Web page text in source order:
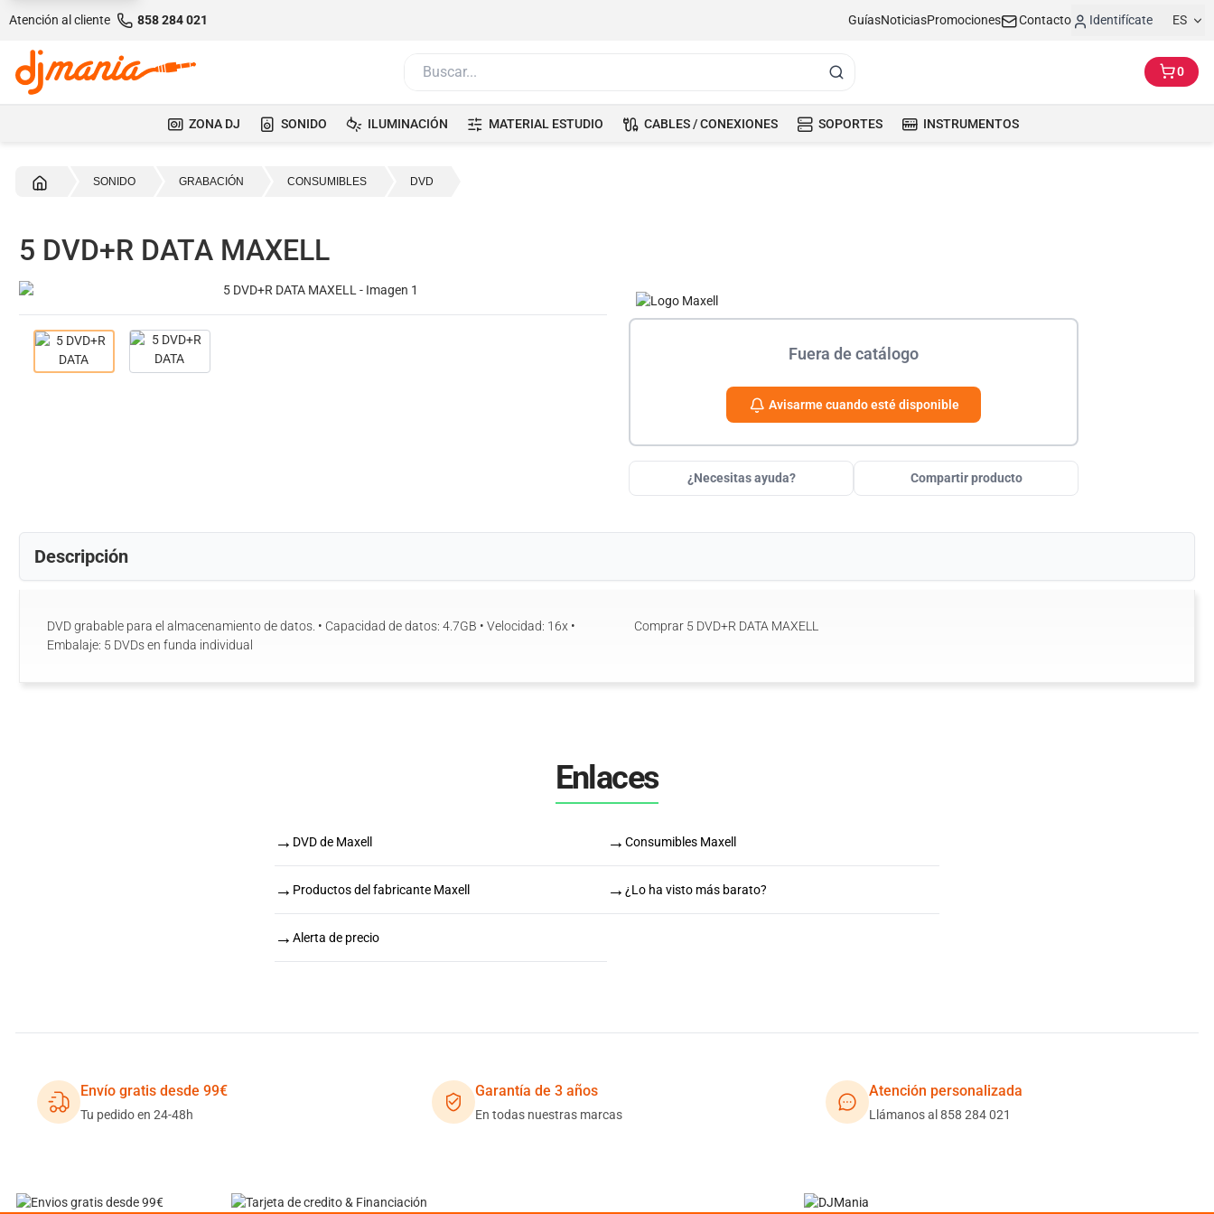
Atención al cliente 858 284 021 GuíasNoticiasPromociones Contacto Identifícate ES
0
ZONA DJ SONIDO ILUMINACIÓN MATERIAL ESTUDIO CABLES / CONEXIONES SOPORTES INSTRUMENTOS
SONIDO GRABACIÓN CONSUMIBLES DVD
5 DVD+R DATA MAXELL
Fuera de catálogo
Avisarme cuando esté disponible
¿Necesitas ayuda? Compartir producto
Descripción
DVD grabable para el almacenamiento de datos. • Capacidad de datos: 4.7GB • Velocidad: 16x •
Embalaje: 5 DVDs en funda individual
Comprar 5 DVD+R DATA MAXELL
Enlaces
→ DVD de Maxell → Consumibles Maxell
→ Productos del fabricante Maxell → ¿Lo ha visto más barato?
→ Alerta de precio
Envío gratis desde 99€
Tu pedido en 24-48h
Garantía de 3 años
En todas nuestras marcas
Atención personalizada
Llámanos al 858 284 021